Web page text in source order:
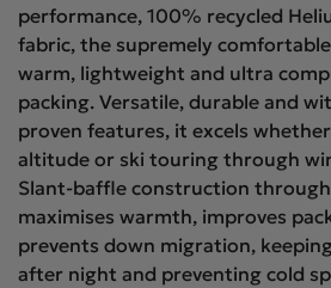
performance, 100% recycled
fabric, the supremely
warm, lightweight and ultra
packing. Versatile, durable and
proven features, it excels
altitude or ski touring through
Slant-baffle construction
maximises warmth, improves
prevents down migration,
after night and preventing cold